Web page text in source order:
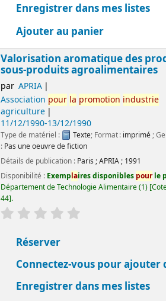
Enregistrer dans mes listes
Ajouter au panier
Valorisation aromatique des
sous-produits agroalimentaires
par APRIA
Association pour la promotion industrie
agriculture
11/12/1990-13/12/1990
Type de matériel : Texte; Format : imprimé ;
: Pas une oeuvre de fiction
Détails de publication : Paris ;APRIA; 1991
Disponibilité : Exemplaires disponibles pourle
Département de Technologie Alimentaire(1)
44 .
évaluation
Réserver
Connectez-vous pour ajouter
Enregistrer dans mes listes